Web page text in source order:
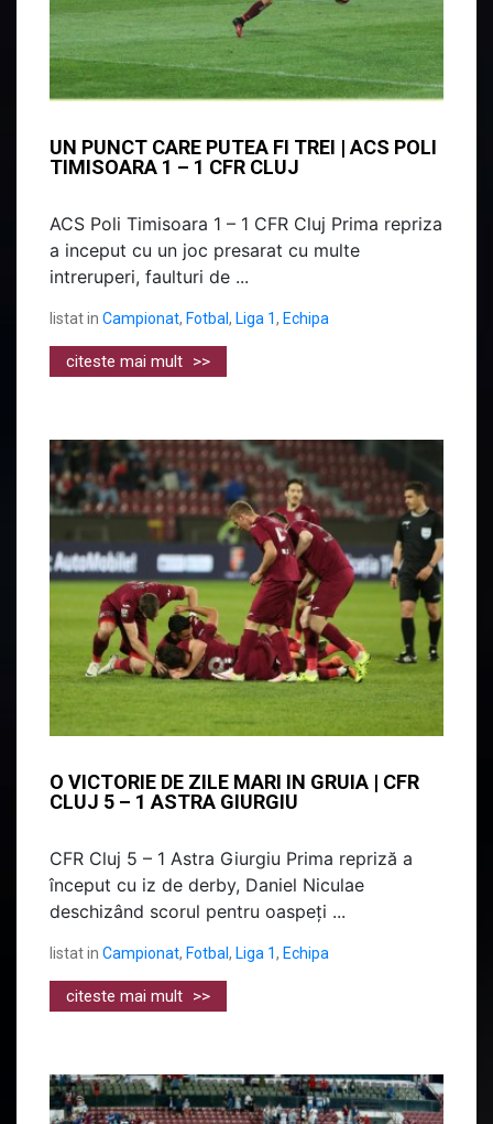
UN PUNCT CARE PUTEA FI TREI | ACS POLI
TIMISOARA 1 – 1 CFR CLUJ
ACS Poli Timisoara 1 – 1 CFR Cluj Prima repriza
a inceput cu un joc presarat cu multe
intreruperi, faulturi de ...
listat in Campionat, Fotbal, Liga 1, Echipa
citeste mai mult >>
O VICTORIE DE ZILE MARI IN GRUIA | CFR
CLUJ 5 – 1 ASTRA GIURGIU
CFR Cluj 5 – 1 Astra Giurgiu Prima repriză a
început cu iz de derby, Daniel Niculae
deschizând scorul pentru oaspeți ...
listat in Campionat, Fotbal , Liga 1, Echipa
citeste mai mult >>